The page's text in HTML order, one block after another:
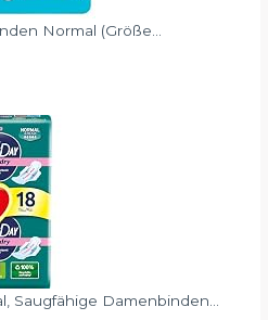
Normal (Größe...
Saugfähige Damenbinden...